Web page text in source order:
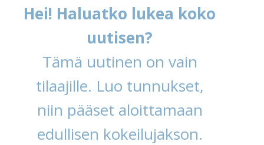
Hei! Haluatko lukea koko
uutisen?
Tämä uutinen on vain
tilaajille. Luo tunnukset,
niin pääset aloittamaan
edullisen kokeilujakson.